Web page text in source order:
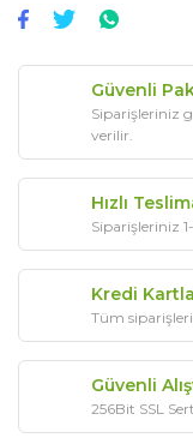
Güvenli
Siparişleriniz
verilir.
Hızlı
Siparişleriniz
Kredi
Tüm
Güvenli
256Bit SSL